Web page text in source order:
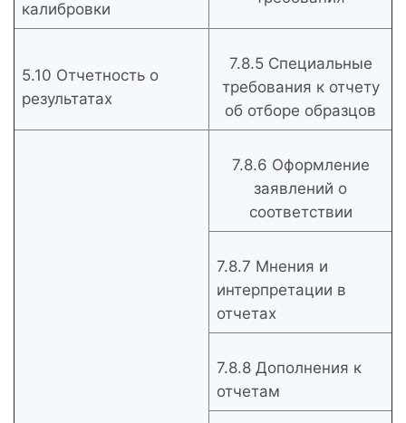
калибровки
5.10 Отчетность о
результатах
7.8.5 Специальные
требования к отчету
об отборе образцов
7.8.6 Оформление
заявлений о
соответствии
7.8.7 Мнения и
интерпретации в
отчетах
7.8.8 Дополнения к
отчетам